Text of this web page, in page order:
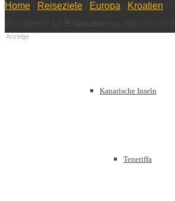
Kanarische Inseln
Teneriffa
Home Reiseziele Europa Kroatien
Anzeige